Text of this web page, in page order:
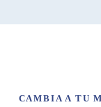
CAMBIA A TU